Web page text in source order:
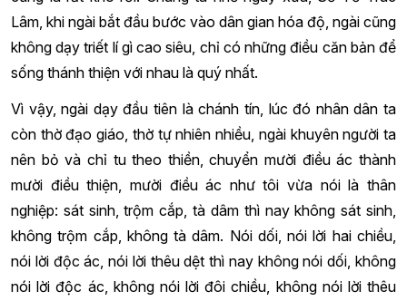
Lâm, khi ngài bắt đầu bước vào dân gian hóa độ, ngài cũng
không dạy triết lí gì cao siêu, chỉ có những điều căn bản để
sống thánh thiện với nhau là quý nhất.
Vì vậy, ngài dạy đầu tiên là chánh tín, lúc đó nhân dân ta
còn thờ đạo giáo, thờ tự nhiên nhiều, ngài khuyên người ta
nên bỏ và chỉ tu theo thiền, chuyển mười điều ác thành
mười điều thiện, mười điều ác như tôi vừa nói là thân
nghiệp: sát sinh, trộm cắp, tà dâm thì nay không sát sinh,
không trộm cắp, không tà dâm. Nói dối, nói lời hai chiều,
nói lời độc ác, nói lời thêu dệt thì nay không nói dối, không
nói lời độc ác, không nói lời đôi chiều, không nói lời thêu